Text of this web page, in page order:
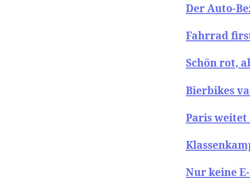
Der Auto-
Fahrrad
Schön rot,
Bierbikes
Paris
Nur keine